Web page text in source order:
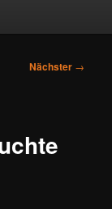
Nächster →